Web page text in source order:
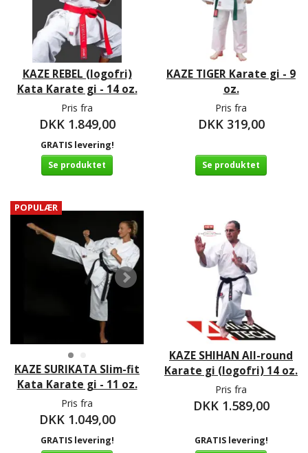
KAZE REBEL (logofri)
Kata Karate gi - 14 oz.
Pris fra
DKK 1.849,00
GRATIS levering!
Se produktet
KAZE TIGER Karate gi - 9
oz.
Pris fra
DKK 319,00
Se produktet
POPULÆR
KAZE SURIKATA Slim-fit
Kata Karate gi - 11 oz.
Pris fra
DKK 1.049,00
GRATIS levering!
KAZE SHIHAN All-round
Karate gi (logofri) 14 oz.
Pris fra
DKK 1.589,00
GRATIS levering!